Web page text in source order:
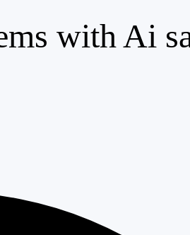
with Ai